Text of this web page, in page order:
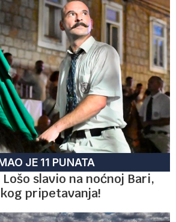
JE 11 PUNATA
slavio na noćnoj Bari,
pripetavanja!